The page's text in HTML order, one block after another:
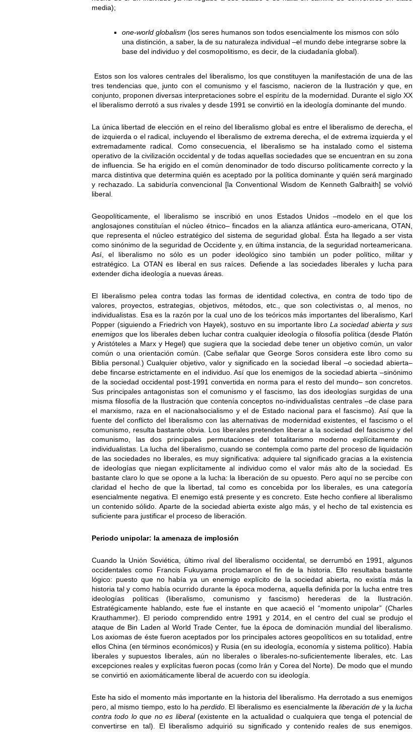
media);
one-world globalism (los seres humanos son todos esencialmente los mismos con sólo
una distinción, a saber, la de su naturaleza individual –el mundo debe integrarse sobre la
base del individuo y del cosmopolitismo, es decir, de la ciudadanía global).
Estos son los valores centrales del liberalismo, los que constituyen la manifestación de una de las
tres tendencias que, junto con el comunismo y el fascismo, nacieron de la Ilustración y que, en
conjunto, proponen diversas interpretaciones sobre el espíritu de la modernidad. Durante el siglo XX
el liberalismo derrotó a sus rivales y desde 1991 se convirtió en la ideología dominante del mundo.
La única libertad de elección en el reino del liberalismo global es entre el liberalismo de derecha, el
de izquierda o el radical, incluyendo el liberalismo de extrema derecha, el de extrema izquierda y el
extremadamente radical. Como consecuencia, el liberalismo se ha instalado como el sistema
operativo de la civilización occidental y de todas aquellas sociedades que se encuentran en su zona
de influencia. Se ha erigido en el común denominador de todo discurso políticamente correcto y la
marca distintiva que determina quién es aceptado por la política dominante y quién será marginado
y rechazado. La sabiduría convencional [la Conventional Wisdom de Kenneth Galbraith] se volvió
liberal.
Geopolíticamente, el liberalismo se inscribió en unos Estados Unidos –modelo en el que los
anglosajones constituían el núcleo étnico– fincados en la alianza atlántica euro-americana, OTAN,
que representa el núcleo estratégico del sistema de seguridad global. Ésta ha llegado a ser vista
como sinónimo de la seguridad de Occidente y, en última instancia, de la seguridad norteamericana.
Así, el liberalismo no sólo es un poder ideológico sino también un poder político, militar y
estratégico. La OTAN es liberal en sus raíces. Defiende a las sociedades liberales y lucha para
extender dicha ideología a nuevas áreas.
El liberalismo pelea contra todas las formas de identidad colectiva, en contra de todo tipo de
valores, proyectos, estrategias, objetivos, métodos, etc., que son colectivistas o, al menos, no
individualistas. Esa es la razón por la cual uno de los teóricos más importantes del liberalismo, Karl
Popper (siguiendo a Friedrich von Hayek), sostuvo en su importante libro La sociedad abierta y sus
enemigos que los liberales deben luchar contra cualquier ideología o filosofía política (desde Platón
y Aristóteles a Marx y Hegel) que sugiera que la sociedad debe tener un objetivo común, un valor
común o una orientación común. (Cabe señalar que George Soros considera este libro como su
Biblia personal.) Cualquier objetivo, valor y significado en la sociedad liberal –o sociedad abierta–
debe fincarse estrictamente en el individuo. Así que los enemigos de la sociedad abierta –sinónimo
de la sociedad occidental post-1991 convertida en norma para el resto del mundo– son concretos.
Sus principales antagonistas son el comunismo y el fascismo, las dos ideologías surgidas de una
misma filosofía de la Ilustración que contenía conceptos no-individualistas centrales –de clase para
el marxismo, raza en el nacionalsocialismo y el de Estado nacional para el fascismo). Así que la
fuente del conflicto del liberalismo con las alternativas de modernidad existentes, el fascismo o el
comunismo, resulta bastante obvia. Los liberales pretenden liberar a la sociedad del fascismo y del
comunismo, las dos principales permutaciones del totalitarismo moderno explícitamente no
individualistas. La lucha del liberalismo, cuando se contempla como parte del proceso de liquidación
de las sociedades no liberales, es muy significativa: adquiere tal significado gracias a la existencia
de ideologías que niegan explícitamente al individuo como el valor más alto de la sociedad. Es
bastante claro lo que se opone a la lucha: la liberación de su opuesto. Pero aquí no se percibe con
claridad el hecho de que la libertad, tal como es concebida por los liberales, es una categoría
esencialmente negativa. El enemigo está presente y es concreto. Este hecho confiere al liberalismo
un contenido sólido. Aparte de la sociedad abierta existe algo más, y el hecho de tal existencia es
suficiente para justificar el proceso de liberación.
Periodo unipolar: la amenaza de implosión
Cuando la Unión Soviética, último rival del liberalismo occidental, se derrumbó en 1991, algunos
occidentales como Francis Fukuyama proclamaron el fin de la historia. Ello resultaba bastante
lógico: puesto que no había ya un enemigo explícito de la sociedad abierta, no existía más la
historia tal y como había ocurrido durante la época moderna, aquella definida por la lucha entre tres
ideologías políticas (liberalismo, comunismo y fascismo) herederas de la Ilustración.
Estratégicamente hablando, este fue el instante en que acaeció el “momento unipolar” (Charles
Krauthammer). El periodo comprendido entre 1991 y 2014, en el centro del cual se produjo el
ataque de Bin Laden al World Trade Center, fue la época de dominación mundial del liberalismo.
Los axiomas de éste fueron aceptados por los principales actores geopolíticos en su totalidad, entre
ellos China (en términos económicos) y Rusia (en su ideología, economía y sistema político). Había
liberales y supuestos liberales, aún no liberales o liberales-no-suficientemente liberales, etc. Las
excepciones reales y explícitas fueron pocas (como Irán y Corea del Norte). De modo que el mundo
se convirtió en axiomáticamente liberal de acuerdo con su ideología.
Este ha sido el momento más importante en la historia del liberalismo. Ha derrotado a sus enemigos
pero, al mismo tiempo, esto lo haperdido. El liberalismo es esencialmente laliberación de y lalucha
contra todo lo que no es liberal(existente en la actualidad o cualquiera que tenga el potencial de
convertirse en tal). El liberalismo adquirió su significado y contenido reales de sus enemigos.